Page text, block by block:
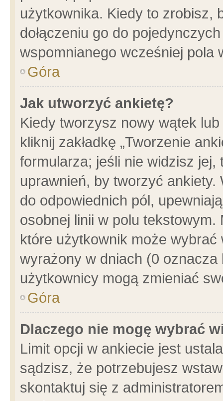
użytkownika. Kiedy to zrobisz,
dołączeniu go do
wspomnianego wcześniej pola
Góra
Jak utworzyć ankietę?
Kiedy tworzysz nowy wątek
kliknij zakładkę „Tworzenie
formularza; jeśli nie widzisz
uprawnień, by tworzyć ankiety.
do odpowiednich pól,
osobnej linii w polu
które użytkownik może
wyrażony w dniach (0
użytkownicy mogą zmieniać
Góra
Dlaczego nie mogę wybrać
Limit opcji w ankiecie jest
sądzisz, że potrzebujesz
skontaktuj się z